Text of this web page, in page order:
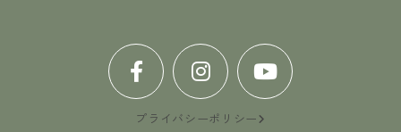
プライバシーポリシー